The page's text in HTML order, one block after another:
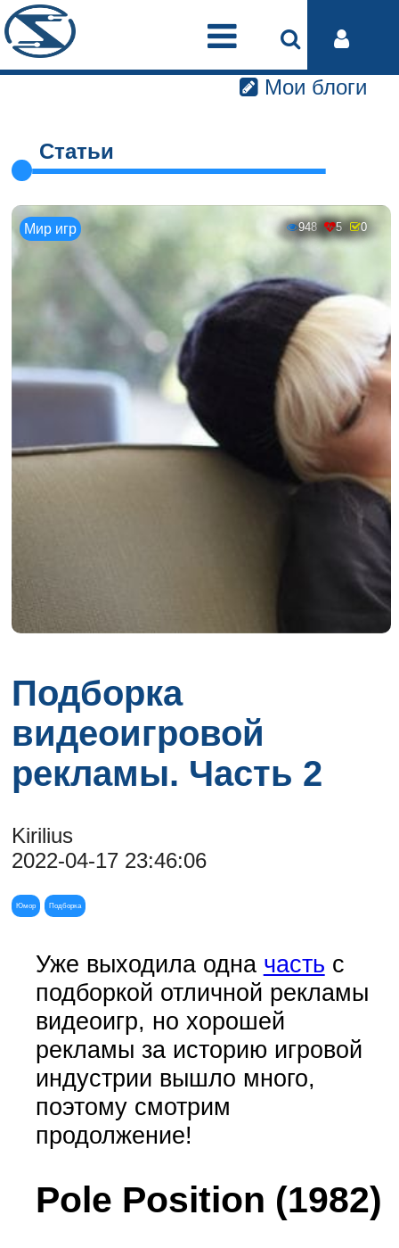
Мои блоги
Статьи
Мир игр 948 5 0
Подборка
видеоигровой
рекламы. Часть 2
Kirilius
2022-04-17 23:46:06
Юмор Подборка
Уже выходила одна часть с
подборкой отличной рекламы
видеоигр, но хорошей
рекламы за историю игровой
индустрии вышло много,
поэтому смотрим
продолжение!
Pole Position (1982)